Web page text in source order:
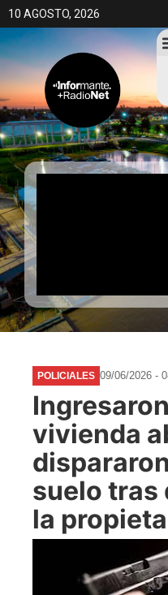
10 AGOSTO, 2026
POLICIALES 09/06/2026 -
vivienda
suelo tras
la